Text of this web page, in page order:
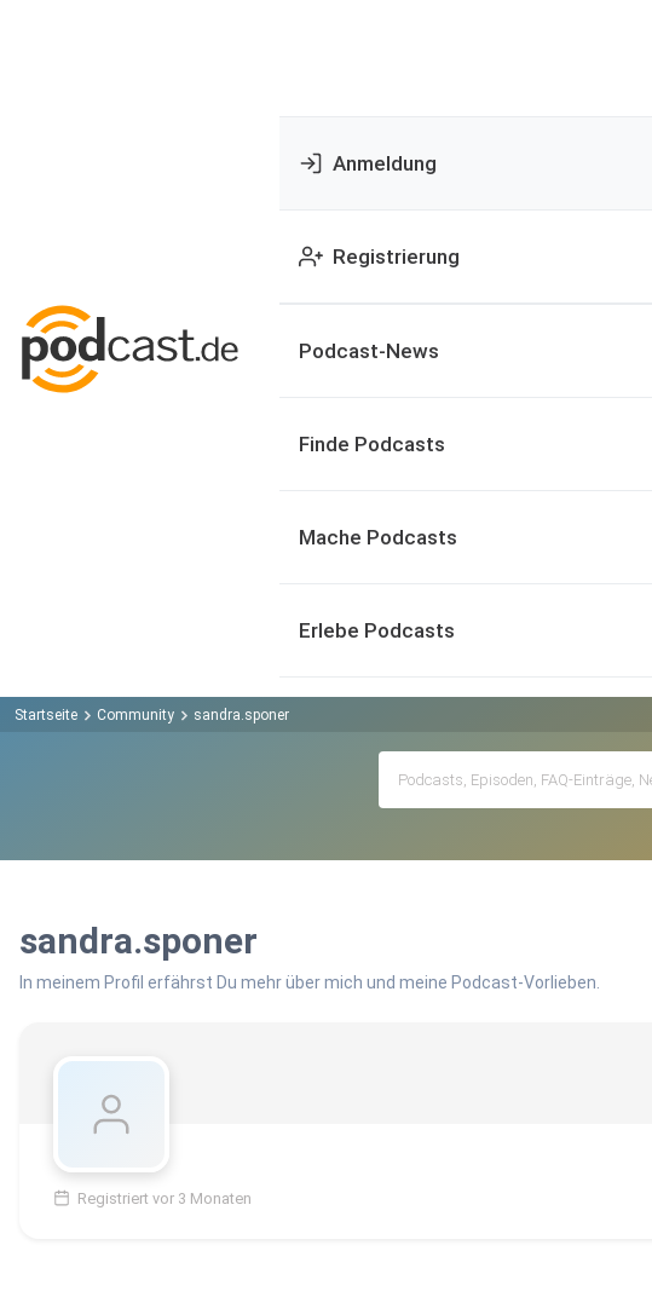
Anmeldung
Registrierung
Podcast-News
Finde Podcasts
Mache Podcasts
Erlebe Podcasts
Startseite Community sandra.sponer
sandra.sponer
In meinem Profil erfährst Du mehr über mich und meine Podcast-Vorlieben.
Registriert vor 3 Monaten